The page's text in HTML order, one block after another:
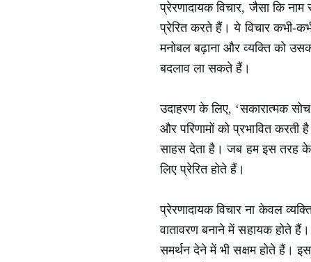
प्रेरणादायक विचार, जैसा कि
प्रेरित करते हैं। ये विचार कभी-
मनोबल बढ़ाना और व्यक्ति को
बदलाव ला सकते हैं।
उदाहरण के लिए, ‘सकारात्मक सोच
और परिणामों को प्रभावित करती
साहस देता है। जब हम इस तरह के
लिए प्रेरित होते हैं।
प्रेरणादायक विचार ना केवल
वातावरण बनाने में सहायक होते
समर्थन देने में भी सक्षम होते हैं।